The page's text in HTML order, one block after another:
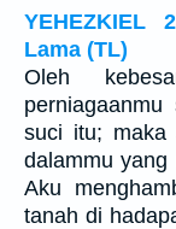
YEHEZKIEL
Lama (TL)
Oleh
suci itu; maka
dalammu
Aku
tanah di